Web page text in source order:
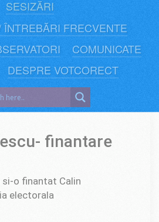
SESIZĂRI
ÎNTREBĂRI FRECVENTE
COMUNICATE
DESPRE VOTCORECT
finantare
o finantat Calin
electorala